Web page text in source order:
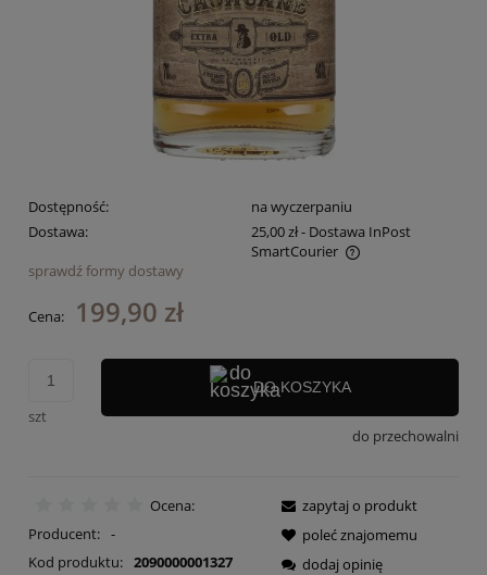
Dostępność:
na wyczerpaniu
Dostawa:
25,00 zł- Dostawa InPost
SmartCourier
Cena nie zawiera ewentualnych kosztów płatności
sprawdź formy dostawy
Cena: 199,90 zł
szt
DO KOSZYKA
do przechowalni
Ocena:
Producent: -
Kod produktu: 2090000001327
zapytaj o produkt
poleć znajomemu
dodaj opinię